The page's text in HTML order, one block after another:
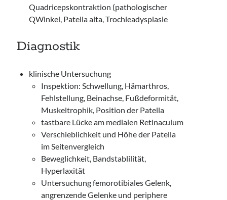
Quadricepskontraktion (pathologischer
QWinkel, Patella alta, Trochleadysplasie
Diagnostik
klinische Untersuchung
Inspektion: Schwellung, Hämarthros,
Fehlstellung, Beinachse, Fußdeformität,
Muskeltrophik, Position der Patella
tastbare Lücke am medialen Retinaculum
Verschieblichkeit und Höhe der Patella
im Seitenvergleich
Beweglichkeit, Bandstablilität,
Hyperlaxität
Untersuchung femorotibiales Gelenk,
angrenzende Gelenke und periphere